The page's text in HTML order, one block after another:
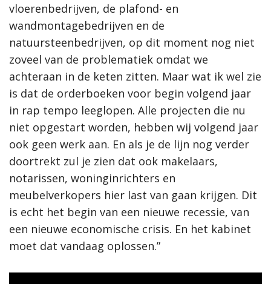
vloerenbedrijven, de plafond- en
wandmontagebedrijven en de
natuursteenbedrijven, op dit moment nog niet
zoveel van de problematiek omdat we
achteraan in de keten zitten. Maar wat ik wel zie
is dat de orderboeken voor begin volgend jaar
in rap tempo leeglopen. Alle projecten die nu
niet opgestart worden, hebben wij volgend jaar
ook geen werk aan. En als je de lijn nog verder
doortrekt zul je zien dat ook makelaars,
notarissen, woninginrichters en
meubelverkopers hier last van gaan krijgen. Dit
is echt het begin van een nieuwe recessie, van
een nieuwe economische crisis. En het kabinet
moet dat vandaag oplossen.”